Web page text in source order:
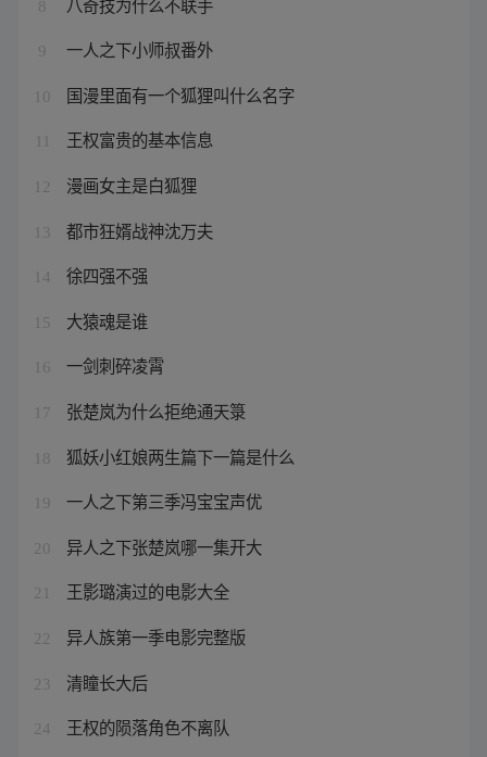
8
9 一人之下小师叔番外
10 国漫里面有一个狐狸叫什么名字
王权富贵的基本信息
12 漫画女主是白狐狸
13 都市狂婿战神沈万夫
14 徐四强不强
15 大猿魂是谁
16 一剑刺碎凌霄
17 张楚岚为什么拒绝通天箓
18 狐妖小红娘两生篇下一篇是什么
19 一人之下第三季冯宝宝声优
20 异人之下张楚岚哪一集开大
21 王影璐演过的电影大全
22 异人族第一季电影完整版
23 清瞳长大后
24 王权的陨落角色不离队